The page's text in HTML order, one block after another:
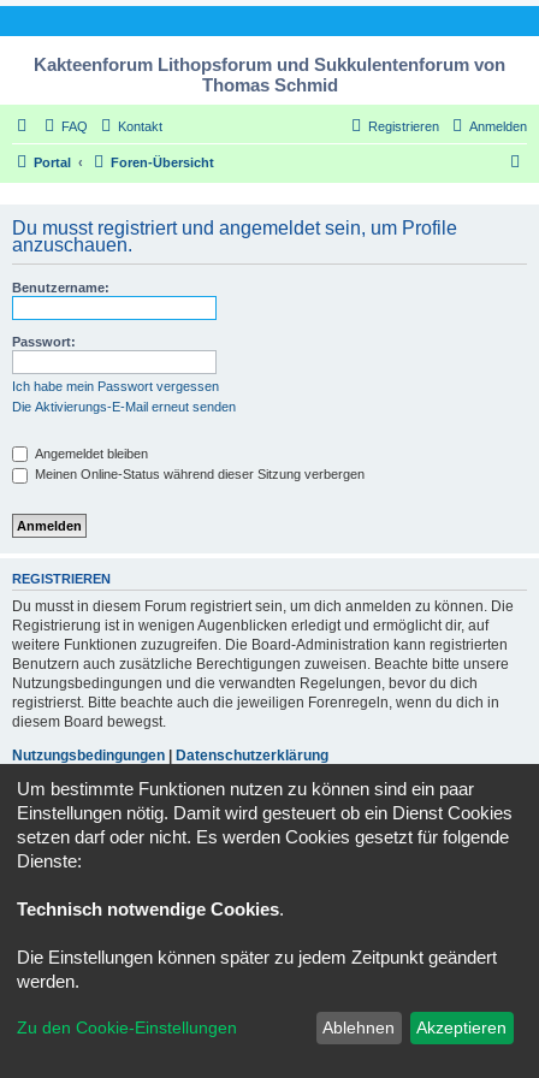
Kakteenforum Lithopsforum und Sukkulentenforum von
Thomas Schmid
FAQ Kontakt Anmelden
Registrieren
Portal Foren-Übersicht
Du musst registriert und angemeldet sein, um Profile
anzuschauen.
Benutzername:
Passwort:
Ich habe mein Passwort vergessen
Die Aktivierungs-E-Mail erneut senden
Angemeldet bleiben
Meinen Online-Status während dieser Sitzung verbergen
REGISTRIEREN
Du musst in diesem Forum registriert sein, um dich anmelden zu können. Die
Registrierung ist in wenigen Augenblicken erledigt und ermöglicht dir, auf
weitere Funktionen zuzugreifen. Die Board-Administration kann registrierten
Benutzern auch zusätzliche Berechtigungen zuweisen. Beachte bitte unsere
Nutzungsbedingungen und die verwandten Regelungen, bevor du dich
registrierst. Bitte beachte auch die jeweiligen Forenregeln, wenn du dich in
diesem Board bewegst.
Nutzungsbedingungen
Datenschutzerklärung
Registrieren
Powered byphpBB ® Forum Software © phpBB Limited
Datenschutz|Nutzungsbedingungen
Um bestimmte Funktionen nutzen zu können sind ein paar
Einstellungen nötig. Damit wird gesteuert ob ein Dienst Cookies
setzen darf oder nicht. Es werden Cookies gesetzt für folgende
Dienste:
Technisch notwendige Cookies.
Die Einstellungen können später zu jedem Zeitpunkt geändert
werden.
Zu den Cookie-Einstellungen Ablehnen Akzeptieren